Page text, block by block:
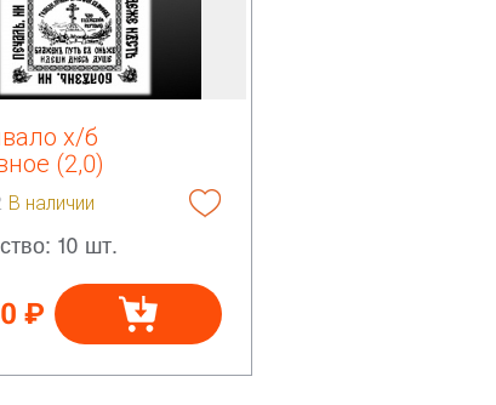
х/б
(2,0)
В наличии
10 шт.
₽